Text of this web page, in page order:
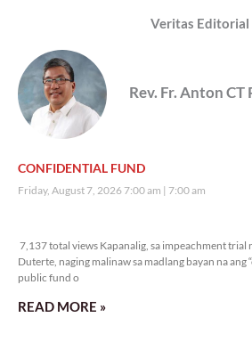
Veritas Editorial
Rev. Fr. Anton CT
CONFIDENTIAL FUND
Friday, August 7, 2026 7:00 am 7:00 am
7,137 total views Kapanalig, sa impeachment trial
Duterte, naging malinaw sa madlang bayan na ang
public fund o
READ MORE »